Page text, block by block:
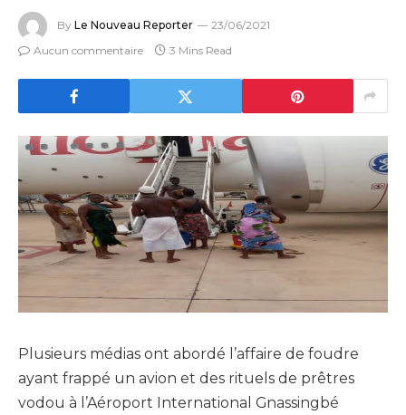
By Le Nouveau Reporter
23/06/2021
Aucun commentaire
3 Mins Read
Plusieurs médias ont abordé l’affaire de foudre
ayant frappé un avion et des rituels de prêtres
vodou à l’Aéroport International Gnassingbé